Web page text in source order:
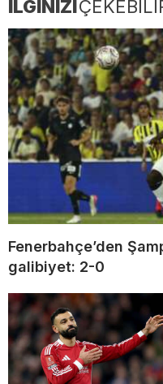
İLGİNİZİ
Fenerbahçe’den
galibiyet: 2-0